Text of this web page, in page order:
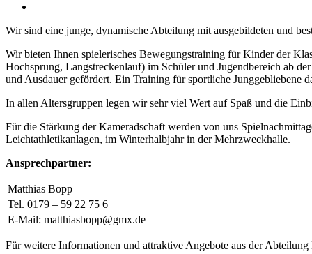
Wir sind eine junge, dynamische Abteilung mit ausgebildeten und
Wir bieten Ihnen spielerisches Bewegungstraining für Kinder der
Hochsprung, Langstreckenlauf) im Schüler und Jugendbereich ab
und Ausdauer gefördert. Ein Training für sportliche Junggebliebene
In allen Altersgruppen legen wir sehr viel Wert auf Spaß und die
Für die Stärkung der Kameradschaft werden von uns
Leichtathletikanlagen, im Winterhalbjahr in der Mehrzweckhalle.
Ansprechpartner:
Matthias Bopp
Tel. 0179 – 59 22 75 6
E-Mail: matthiasbopp@gmx.de
Für weitere Informationen und attraktive Angebote aus der